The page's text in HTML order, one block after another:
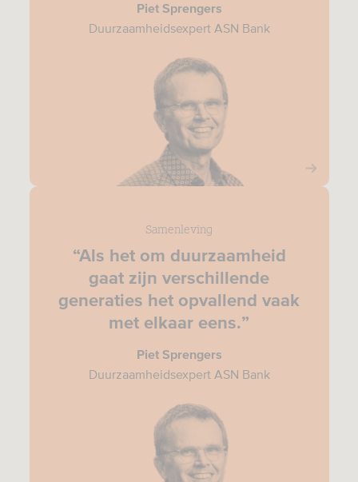
Piet Sprengers
Duurzaamheidsexpert ASN Bank
“Als het om duurzaamheid
gaat zijn verschillende
generaties het opvallend vaak
met elkaar eens.”
Samenleving
Piet Sprengers
Duurzaamheidsexpert ASN Bank